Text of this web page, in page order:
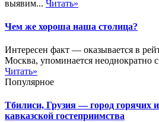
выявим... Читать»
Чем же хороша наша столица?
Интересен факт — оказывается в
Москва, упоминается неоднократно
Читать»
Популярное
Тбилиси, Грузия — город горячих
кавказской гостеприимства